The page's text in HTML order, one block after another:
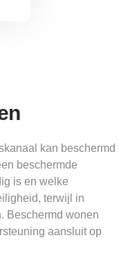
kan beschermd
beschermde
is en welke
terwijl in
Beschermd wonen
aansluit op